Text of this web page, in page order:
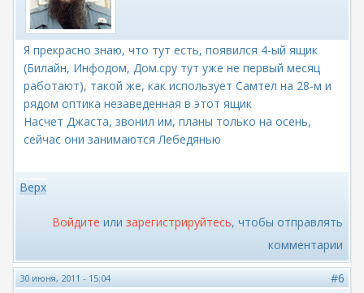
Я прекрасно знаю, что тут есть, появился 4-ый ящик
(Билайн, Инфодом, Дом.сру тут уже не первый месяц
работают), такой же, как использует Самтел на 28-м и
рядом оптика незаведенная в этот ящик
Насчет Джаста, звонил им, планы только на осень,
сейчас они занимаются Лебедянью
Верх
Войдите или зарегистрируйтесь, чтобы отправлять
комментарии
30 июня, 2011 - 15:04 #6